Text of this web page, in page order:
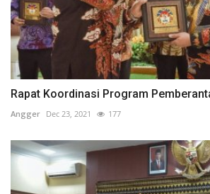
Rapat Koordinasi Program
Angger Dec 23, 2021 177